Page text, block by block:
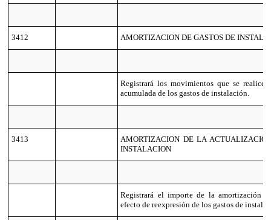
3412 AMORTIZACION DE GASTOS DE
Registrará los movimientos que se
acumulada de los gastos de instalación.
3413
AMORTIZACION DE LA
INSTALACION
Registrará el importe de la amortización
efecto de reexpresión de los gastos de